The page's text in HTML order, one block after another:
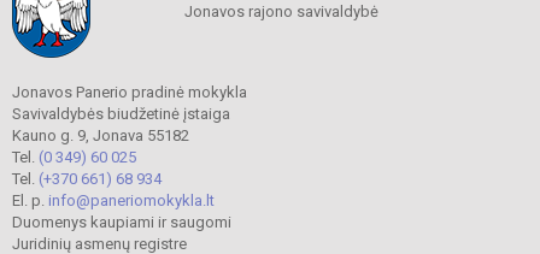
Jonavos rajono savivaldybė
Jonavos Panerio pradinė mokykla
Savivaldybės biudžetinė įstaiga
Kauno g. 9, Jonava 55182
Tel. (0 349) 60 025
Tel. (+370 661) 68 934
El. p. info@paneriomokykla.lt
Duomenys kaupiami ir saugomi
Juridinių asmenų registre